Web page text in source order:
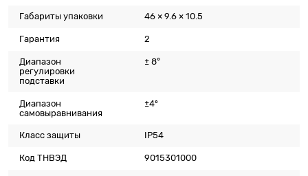
Габариты упаковки 46 × 9.6 × 10.5
Гарантия 2
Диапазон
регулировки
подставки
± 8°
Диапазон
самовыравнивания
±4º
Класс защиты IP54
Код ТНВЭД 9015301000